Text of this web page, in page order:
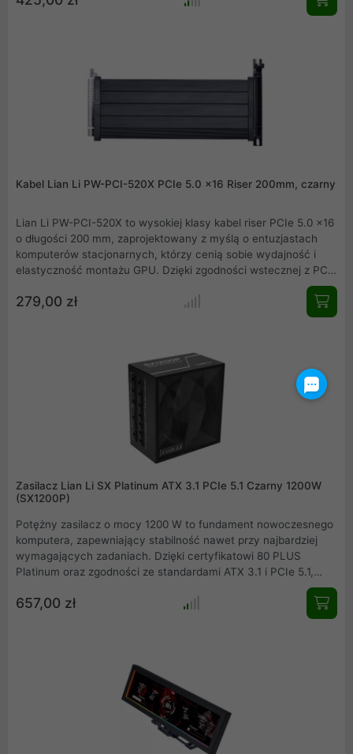
bezkompromisowego komputera dla graczy i entuzjastów.
Kabel Lian Li PW-PCI-520X PCIe 5.0 x16 Riser 200mm, czarny
Lian Li PW-PCI-520X to wysokiej klasy kabel riser PCIe 5.0 x16
o długości 200 mm, zaprojektowany z myślą o entuzjastach
komputerów stacjonarnych, którzy cenią sobie wydajność i
elastyczność montażu GPU. Dzięki zgodności wstecznej z PCIe
2.0, 3.0 i 4.0 oraz ultraszybkim transferom danych do 32 Gbps,
kabel umożliwia maksymalne wykorzystanie możliwości
najnowszych kart graficznych i zapewnia optymalny przepływ
połączenia jakości i stabilności.
279,00 zł
Zasilacz Lian Li SX Platinum ATX 3.1 PCIe 5.1 Czarny 1200W
(SX1200P)
Potężny zasilacz o mocy 1200 W to fundament nowoczesnego
komputera, zapewniający stabilność nawet przy najbardziej
wymagających zadaniach. Dzięki certyfikatowi 80 PLUS
Platinum oraz zgodności ze standardami ATX 3.1 i PCIe 5.1,
jednostka ta jest gotowa na współpracę z kartami graficznymi
nowej generacji. W pełni modularne okablowanie w eleganckim
oplocie ułatwia montaż i dba o porządek wewnątrz obudowy.
kompaktowa konstrukcja pasuje do większości obudów.
657,00 zł